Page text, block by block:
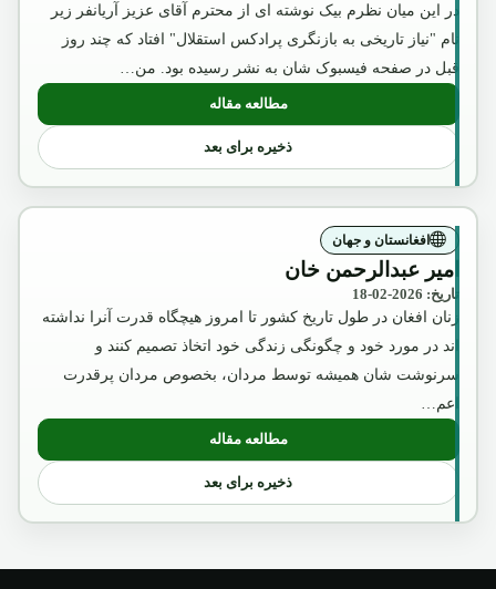
در این میان نظرم بیک نوشته ای از محترم آقای عزیز آریانفر زیر
نام "نیاز تاریخی به بازنگری پرادکس استقلال" افتاد که چند روز
قبل در صفحه فیسبوک شان به نشر رسیده بود. من…
مطالعه مقاله
: آگست2018
ذخیره برای بعد
افغانستان و جهان
امیر عبدالرحمن خان
تاریخ: 2026-02-18
زنان افغان در طول تاریخ کشور تا امروز هیچگاه قدرت آنرا نداشته
اند در مورد خود و چگونگی زندگی خود اتخاذ تصمیم کنند و
سرنوشت شان همیشه توسط مردان، بخصوص مردان پرقدرت
اعم…
مطالعه مقاله: امیر عبدالرحمن خان
ذخیره برای بعد